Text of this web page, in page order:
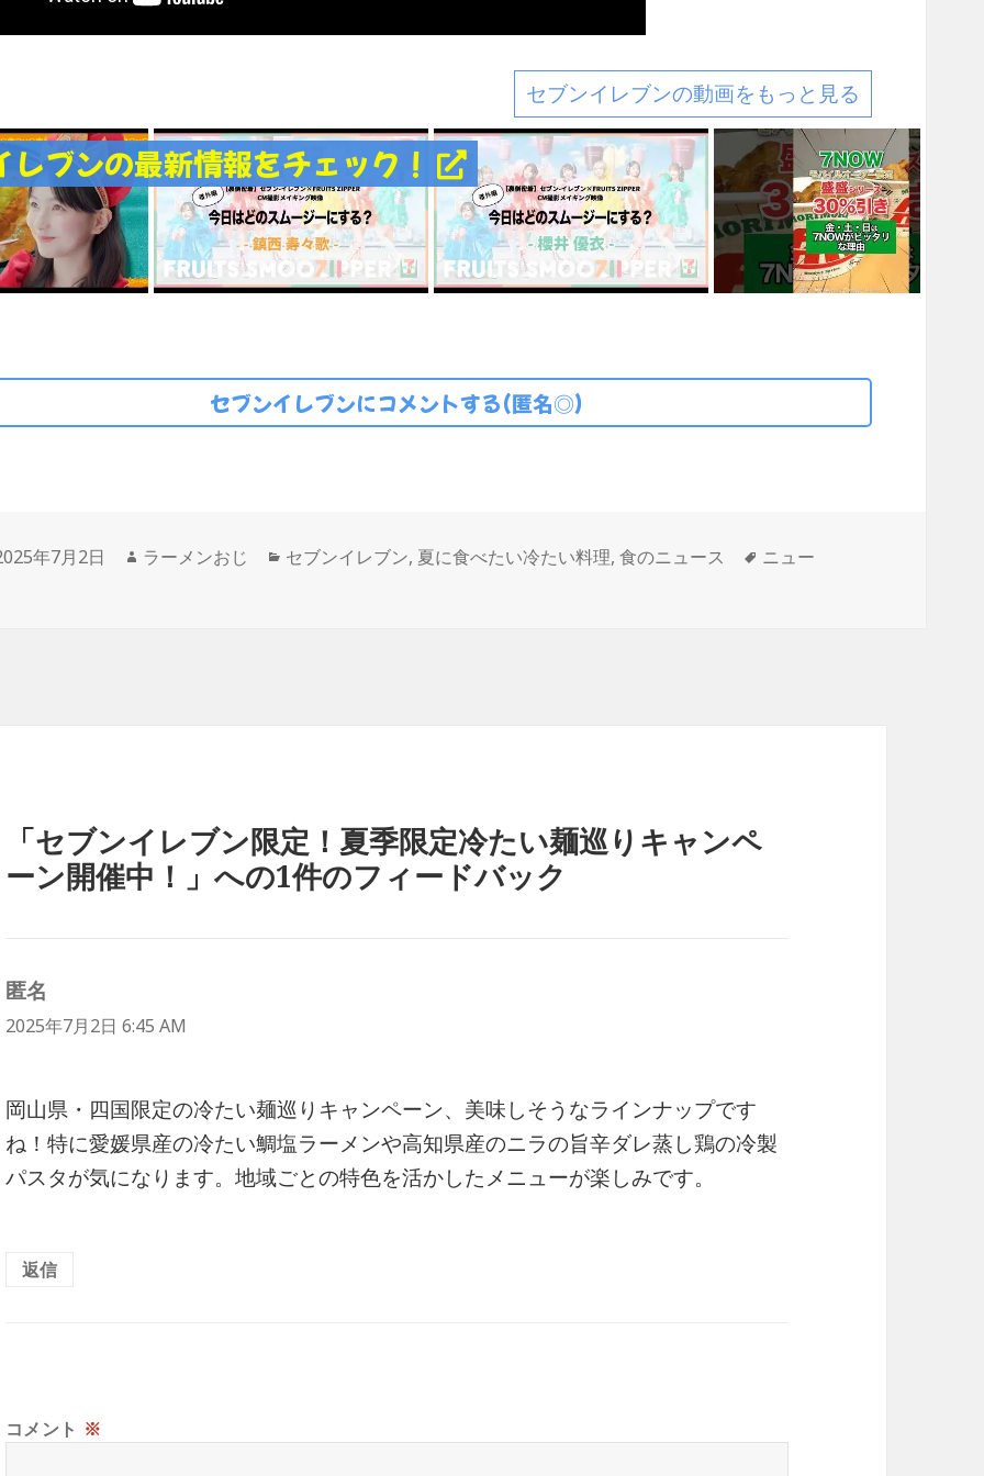
セブンイレブンの動画をもっと見る
レブンの最新情報をチェック！
セブンイレブンにコメントする(匿名◎)
年7月2日
作
ラーメンおじ
カ
セブンイレブン, 夏に食べたい冷たい料理,食のニュース
タ
ニュー
「セブンイレブン限定！夏季限定冷たい麺巡りキャンペ
ーン開催中！」への1件のフィードバック
匿名
り:
2025年7月2日 6:45 AM
岡山県・四国限定の冷たい麺巡りキャンペーン、美味しそうなラインナップです
ね！特に愛媛県産の冷たい鯛塩ラーメンや高知県産のニラの旨辛ダレ蒸し鶏の冷製
パスタが気になります。地域ごとの特色を活かしたメニューが楽しみです。
返信
コメント ※